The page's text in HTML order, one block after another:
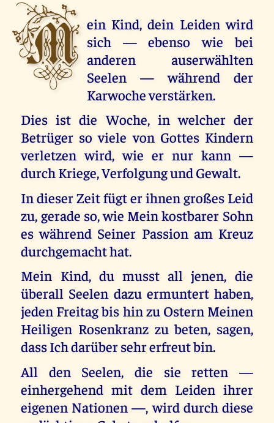
M ein Kind, dein Leiden wird
sich — ebenso wie bei
anderen auserwählten
Seelen — während der
Karwoche verstärken.
Dies ist die Woche, in welcher der
Betrüger so viele von Gottes Kindern
verletzen wird, wie er nur kann —
durch Kriege, Verfolgung und Gewalt.
In dieser Zeit fügt er ihnen großes Leid
zu, gerade so, wie Mein kostbarer Sohn
es während Seiner Passion am Kreuz
durchgemacht hat.
Mein Kind, du musst all jenen, die
überall Seelen dazu ermuntert haben,
jeden Freitag bis hin zu Ostern Meinen
Heiligen Rosenkranz zu beten, sagen,
dass Ich darüber sehr erfreut bin.
All den Seelen, die sie retten —
einhergehend mit dem Leiden ihrer
eigenen Nationen —, wird durch diese